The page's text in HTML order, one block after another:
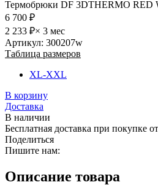
Термобрюки DF 3DTHERMO RED
6 700 ₽
2 233 ₽× 3 мес
Артикул: 300207w
Таблица размеров
XL-XXL
В корзину
Доставка
В наличии
Бесплатная доставка при покупке
Поделиться
Пишите нам:
Описание товара